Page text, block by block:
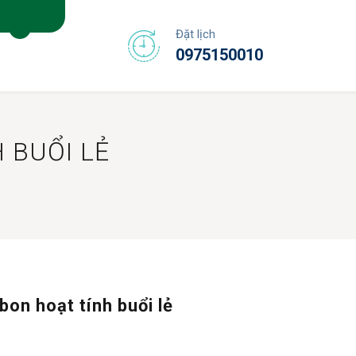
Đặt lịch
0975150010
BUỔI LẺ
hoạt tính buổi lẻ